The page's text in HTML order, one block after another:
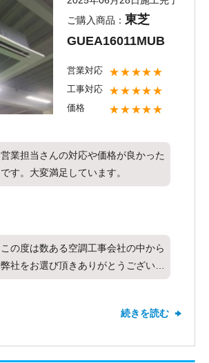
はいかがでしょうか？快適にご使用頂
けてますでしょうか。お使い頂く中で
何か気になることやお困りごとがござ
いましたらお気軽にご相談ください。
またのご利用をお待ちしております。
ご購入商品： 東芝
GUEA16011MUB
営業対応 ★★★★★
工事対応 ★★★★★
価格 ★★★★★
営業担当さんの対応や価格が良かった
です。大変満足しています。
この度は数ある空調工事会社の中から
弊社をお選び頂きありがとうございま
す。今回は東芝製業務用エアコンの天
力をお取り付けさせて頂きました。対
続きを読む